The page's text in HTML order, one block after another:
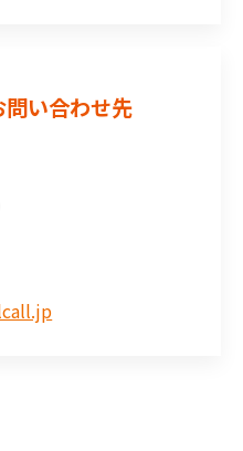
い合わせ先